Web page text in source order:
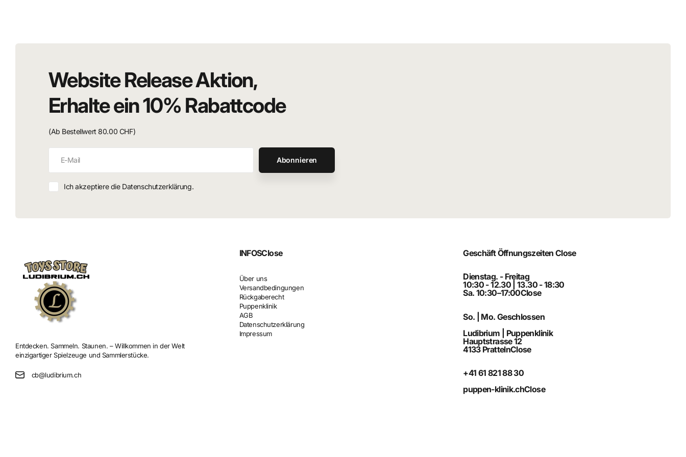
Website Release Aktion,
Erhalte ein 10% Rabattcode
(Ab Bestellwert 80.00 CHF)
Abonnieren
Ich akzeptiere die Datenschutzerklärung.
Entdecken. Sammeln. Staunen. – Willkommen in der Welt
einzigartiger Spielzeuge und Sammlerstücke.
cb@ludibrium.ch
INFOSClose
Über uns
Versandbedingungen
Rückgaberecht
Puppenklinik
AGB
Datenschutzerklärung
Impressum
Geschäft Öffnungszeiten Close
Dienstag. - Freitag
10:30 - 12.30 | 13.30 - 18:30
Sa. 10:30–17:00Close
So. | Mo. Geschlossen
Ludibrium | Puppenklinik
Hauptstrasse 12
4133 PrattelnClose
+41 61 821 88 30
puppen-klinik.chClose